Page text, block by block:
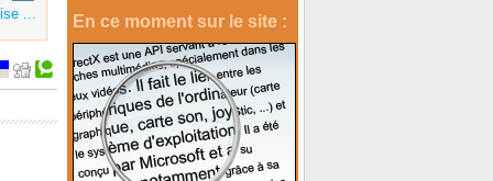
En ce moment sur le site :
...